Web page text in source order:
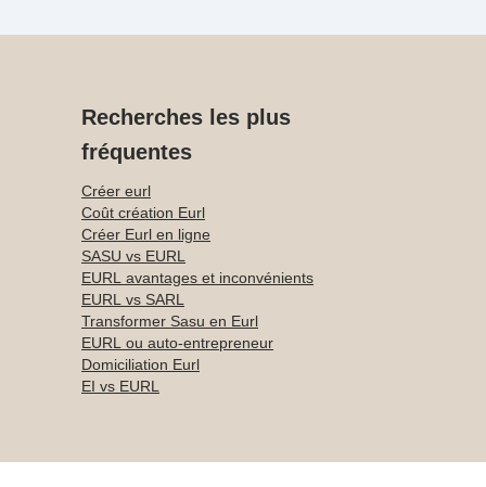
Recherches les plus
fréquentes
Créer eurl
Coût création Eurl
Créer Eurl en ligne
SASU vs EURL
EURL avantages et inconvénients
EURL vs SARL
Transformer Sasu en Eurl
EURL ou auto-entrepreneur
Domiciliation Eurl
EI vs EURL